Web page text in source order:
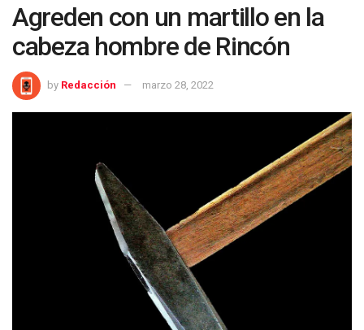
Agreden con un martillo en la
cabeza hombre de Rincón
by Redacción marzo 28, 2022